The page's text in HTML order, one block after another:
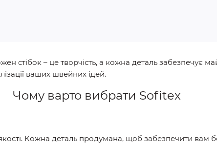
стібок – це творчість, а кожна деталь забезпечує
ваших швейних ідей.
Чому варто вибрати Sofitex
якості. Кожна деталь продумана, щоб забезпечити вам